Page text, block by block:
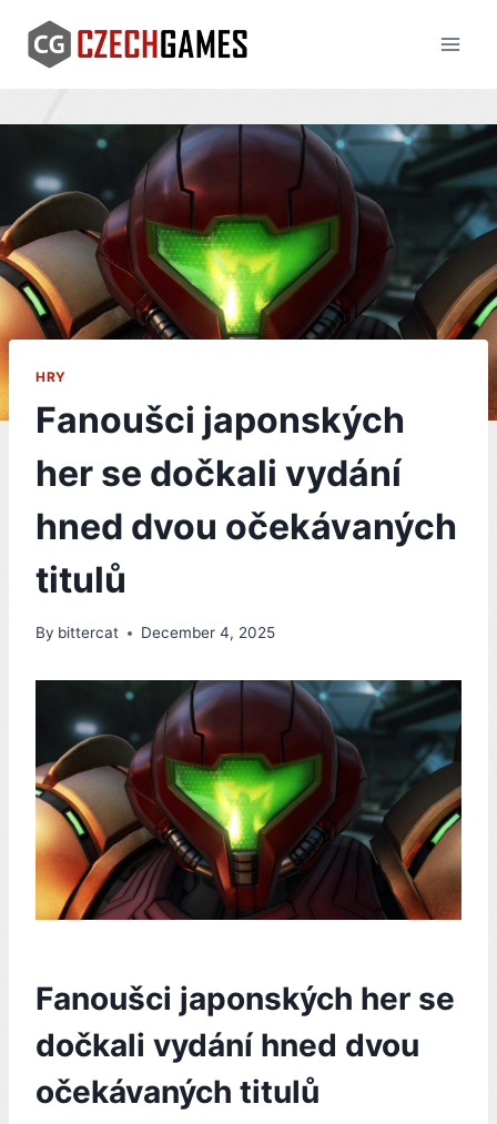
content
HRY
Fanoušci japonských
her se dočkali vydání
hned dvou očekávaných
titulů
By bittercat December 4, 2025
Fanoušci japonských her se
dočkali vydání hned dvou
očekávaných titulů